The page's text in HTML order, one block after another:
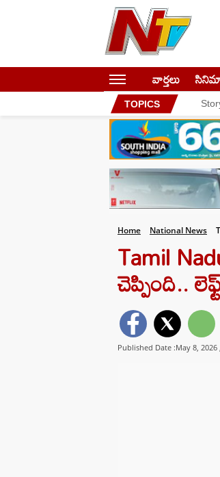
వార్తలు
TOPICS
Home National News
Tamil
చెప్పింది..
Published Date :May 8, 2026 ,